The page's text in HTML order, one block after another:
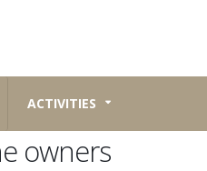
ACTIVITIES
owners